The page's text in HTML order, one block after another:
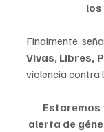
Finalmente
Vivas, Libres,
violencia contra
Estaremos
alerta de